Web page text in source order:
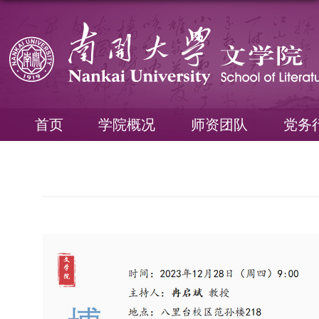
首页 学院概况 师资团队 党务